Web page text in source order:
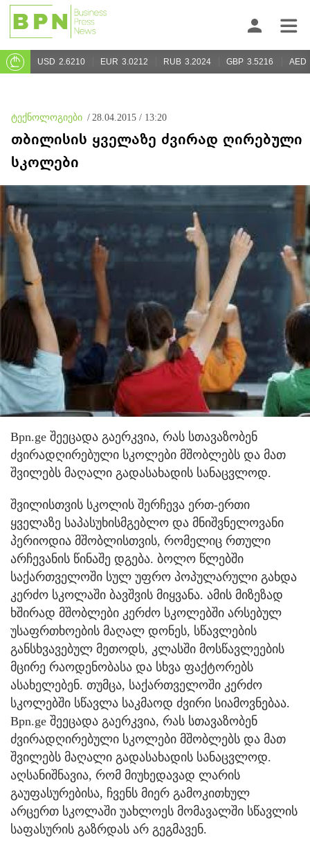
USD 2.6210 EUR 3.0212 RUB 3.2024 GBP 3.5216 AED
ტექნოლოგიები / 28.04.2015 / 13:20
თბილისის ყველაზე ძვირად ღირებული
სკოლები
Bpn.ge შეეცადა გაერკვია, რას სთავაზობენ
ძვირადღირებული სკოლები მშობლებს და მათ
შვილებს მაღალი გადასახადის სანაცვლოდ.
შვილისთვის სკოლის შერჩევა ერთ-ერთი
ყველაზე საპასუხისმგებლო და მნიშვნელოვანი
პერიოდია მშობლისთვის, რომელიც რთული
არჩევანის წინაშე დგება. ბოლო წლებში
საქართველოში სულ უფრო პოპულარული გახდა
კერძო სკოლაში ბავშვის მიყვანა. ამის მიზეზად
ხშირად მშობლები კერძო სკოლებში არსებულ
უსაფრთხოების მაღალ დონეს, სწავლების
განსხვავებულ მეთოდს, კლასში მოსწავლეების
მცირე რაოდენობასა და სხვა ფაქტორებს
ასახელებენ. თუმცა, საქართველოში კერძო
სკოლებში სწავლა საკმაოდ ძვირი სიამოვნებაა.
Bpn.ge შეეცადა გაერკვია, რას სთავაზობენ
ძვირადღირებული სკოლები მშობლებს და მათ
შვილებს მაღალი გადასახადის სანაცვლოდ.
აღსანიშნავია, რომ მიუხედავად ლარის
გაუფასურებისა, ჩვენს მიერ გამოკითხულ
არცერთ სკოლაში უახლოეს მომავალში სწავლის
საფასურის გაზრდას არ გეგმავენ.